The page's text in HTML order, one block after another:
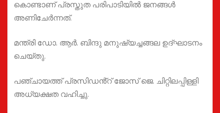
കൊണ്ടാണ് പ്രസ്തുത പരിപാടിയിൽ ജനങ്ങൾ
അണിചേർന്നത്.
മന്ത്രി ഡോ. ആർ. ബിന്ദു മനുഷ്യച്ചങ്ങല ഉദ്ഘാടനം
ചെയ്തു.
പഞ്ചായത്ത് പ്രസിഡൻ്റ് ജോസ് ജെ. ചിറ്റിലപ്പിള്ളി
അധ്യക്ഷത വഹിച്ചു.